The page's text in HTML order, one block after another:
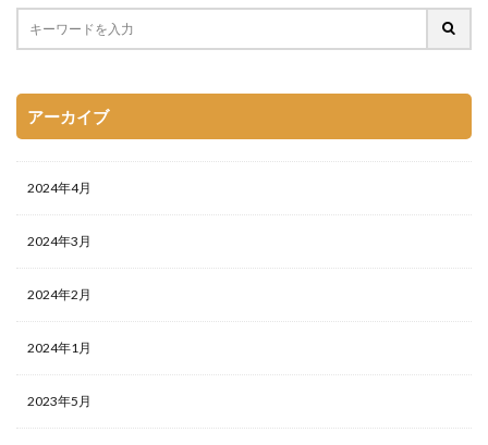
アーカイブ
2024年4月
2024年3月
2024年2月
2024年1月
2023年5月